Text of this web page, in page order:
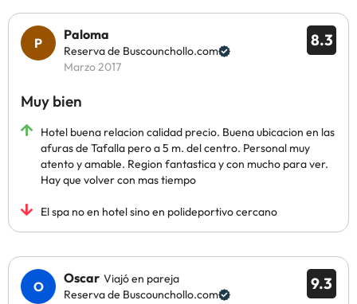
8.3
Paloma
Reserva de Buscounchollo.com
Marzo 2017
Muy bien
Hotel buena relacion calidad precio. Buena ubicacion en las
afuras de Tafalla pero a 5 m. del centro. Personal muy
atento y amable. Region fantastica y con mucho para ver.
Hay que volver con mas tiempo
El spa no en hotel sino en polideportivo cercano
9.3
Oscar Viajó en pareja
Reserva de Buscounchollo.com